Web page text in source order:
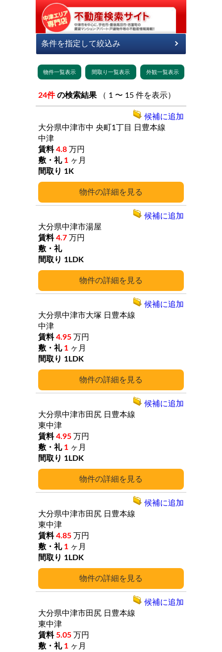
24件 の検索結果 （ 1 〜 15 件を表示）
詳細
大分県中津市中 央町1丁目
日豊本線
中津
4.8 万円
1 ヶ月
1K
候補に追加
詳細
大分県中津市湯屋
4.7 万円
1LDK
候補に追加
詳細
大分県中津市大塚 日豊本線
中津
4.95 万円
1 ヶ月
1LDK
候補に追加
詳細
大分県中津市田尻 日豊本線
東中津
4.95 万円
1 ヶ月
1LDK
候補に追加
詳細
大分県中津市田尻 日豊本線
東中津
4.85 万円
1 ヶ月
1LDK
候補に追加
大分県中津市田尻 日豊本線
東中津
5.05 万円
1 ヶ月
候補に追加